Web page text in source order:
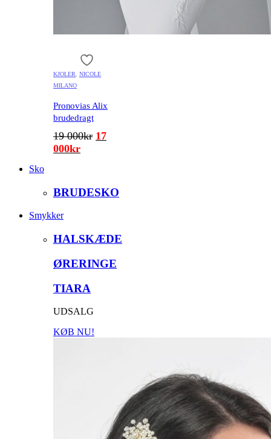
KJOLER
NICOLE
MILANO
Pronovias Alix
brudedragt
19 000kr Den
19
000kr.
17
000krDen
er:
17
Sko
BRUDESKO
Smykker
HALSKÆDE
ØRERINGE
TIARA
UDSALG
KØB NU!